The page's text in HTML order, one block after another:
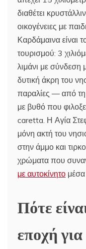
διαθέτει
οικογένειες με
Καρδάμαινα είναι
τουρισμού: 3
λιμάνι με
δυτική άκρη του
παραλίες — από
με βυθό που
caretta. Η Αγία
μόνη ακτή του
στην άμμο και
χρώματα που
με αυτοκίνητο μέσα
Πότε
εποχή